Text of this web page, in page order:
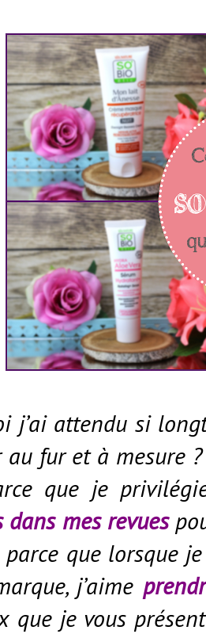
j’ai attendu si
au fur et à mesure
que je
mes revues
que lorsque
j’aime
que je vous